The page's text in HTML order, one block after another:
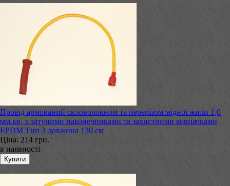
Провід армований скловолокном та перерізом мідної жили 1,0
мм.кв, з латуними наконечниками та захистними ковпачками
EPDM Тип 3 довжина 130 см
Ціна: 214 грн.
в наявності